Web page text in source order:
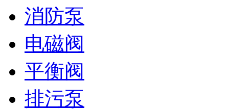
消防泵
电磁阀
平衡阀
排污泵